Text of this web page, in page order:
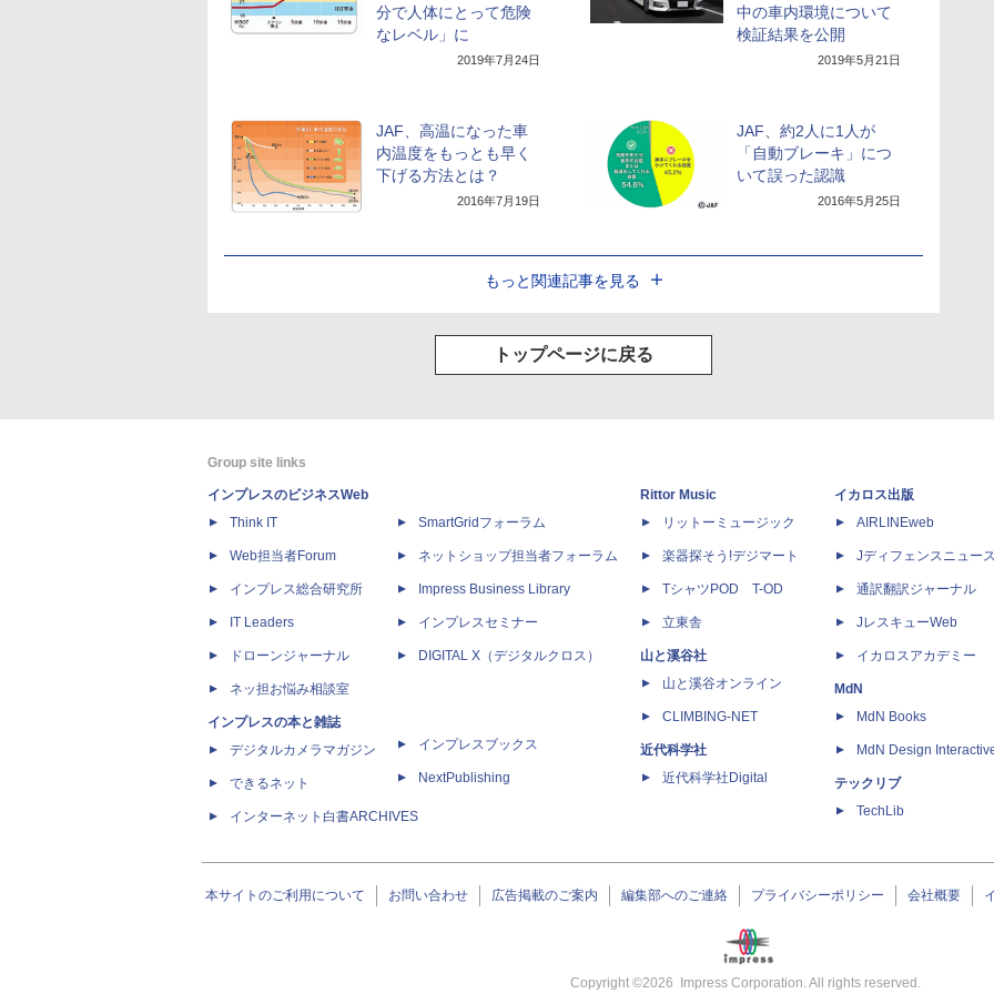
分で人体にとって危険
なレベル」に
2019年7月24日
中の車内環境について
検証結果を公開
2019年5月21日
JAF、高温になった車
内温度をもっとも早く
下げる方法とは？
2016年7月19日
JAF、約2人に1人が
「自動ブレーキ」につ
いて誤った認識
2016年5月25日
もっと関連記事を見る
トップページに戻る
Group site links
インプレスのビジネスWeb
Think IT
Web担当者Forum
インプレス総合研究所
IT Leaders
ドローンジャーナル
ネッ担お悩み相談室
インプレスの本と雑誌
デジタルカメラマガジン
できるネット
インターネット白書ARCHIVES
SmartGridフォーラム
ネットショップ担当者フォーラム
Impress Business Library
インプレスセミナー
DIGITAL X（デジタルクロス）
インプレスブックス
NextPublishing
Rittor Music
リットーミュージック
楽器探そう!デジマート
TシャツPOD T-OD
立東舎
山と溪谷社
山と溪谷オンライン
CLIMBING-NET
近代科学社
近代科学社Digital
イカロス出版
AIRLINEweb
Jディフェンスニュー
通訳翻訳ジャーナル
JレスキューWeb
イカロスアカデミー
MdN
MdN Books
MdN Design
テックリブ
TechLib
本サイトのご利用について お問い合わせ 広告掲載のご案内 編集部へのご連絡 プライバシーポリシー 会社概要
Copyright ©2026 Impress Corporation. All rights reserved.